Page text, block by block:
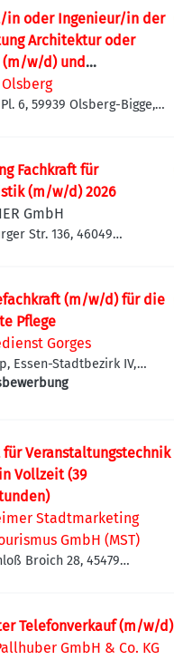
in oder Ingenieur/in der
Architektur oder
(m/w/d) und
in im Hochbau
6, 59939 Olsberg-Bigge,
Fachkraft für
(m/w/d) 2026
GmbH
Str. 136, 46049
(m/w/d) für die
Pflege
Gorges
Essen-Stadtbezirk IV,
für Veranstaltungstechnik
Vollzeit (39
Stadtmarketing
GmbH (MST)
Broich 28, 45479
Telefonverkauf (m/w/d)
GmbH & Co. KG